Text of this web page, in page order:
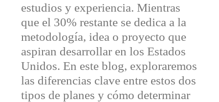
estudios y experiencia. Mientras
que el 30% restante se dedica a la
metodología, idea o proyecto que
aspiran desarrollar en los Estados
Unidos. En este blog, exploraremos
las diferencias clave entre estos dos
tipos de planes y cómo determinar